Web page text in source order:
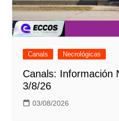
Canals Necrológicas
Canals: Información
3/8/26
03/08/2026